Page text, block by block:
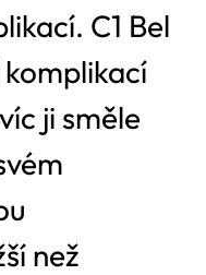
C1 Bel
ji směle
než